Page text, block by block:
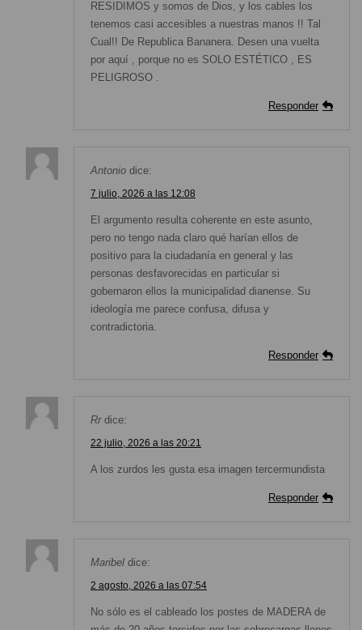
RESIDIMOS y somos de Dios, y los cables los
tenemos casi accesibles a nuestras manos !! Tal
Cual!! De Republica Bananera. Desen una vuelta
por aquí , porque no es SOLO ESTÉTICO , ES
PELIGROSO .
Responder
Antonio dice:
7 julio, 2026 a las 12:08
El argumento resulta coherente en este asunto,
pero no tengo nada claro qué harían ellos de
positivo para la ciudadanía en general y las
personas desfavorecidas en particular si
gobernaron ellos la municipalidad dianense. Su
ideología me parece confusa, difusa y
contradictoria.
Responder
Rr dice:
22 julio, 2026 a las 20:21
A los zurdos les gusta esa imagen tercermundista
Responder
Maribel dice:
2 agosto, 2026 a las 07:54
No sólo es el cableado los postes de MADERA de